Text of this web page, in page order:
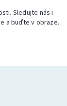
Sledujte nás i
a buďte v obraze.